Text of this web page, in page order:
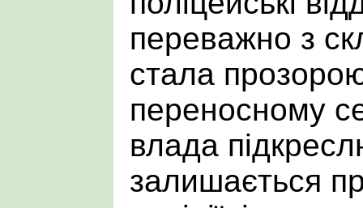
переважно з
стала
переносному
влада
залишається